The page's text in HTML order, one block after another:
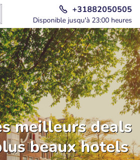
+31882050505
Disponible jusqu'à 23:00 heures
meilleurs deals
beaux hotels